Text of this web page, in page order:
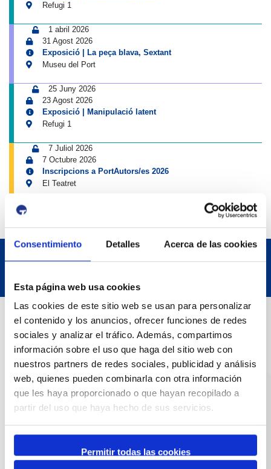
Consentimiento Detalles Acerca de las cookies
Esta página web usa cookies
Las cookies de este sitio web se usan para personalizar
el contenido y los anuncios, ofrecer funciones de redes
sociales y analizar el tráfico. Además, compartimos
información sobre el uso que haga del sitio web con
nuestros partners de redes sociales, publicidad y análisis
web, quienes pueden combinarla con otra información
que les haya proporcionado o que hayan recopilado a
partir del uso que haya hecho de sus servicios.
Permitir todas las cookies
Refugi 1
1 abril 2026
31 Agost 2026
Exposició | La peça blava, Sextant
Museu del Port
25 Juny 2026
23 Agost 2026
Exposició | Manipulació latent
Refugi 1
7 Juliol 2026
7 Octubre 2026
Inscripcions a PortAutors/es 2026
El Teatret
Dades de Contacte
Adreça
Passeig de l'Escullera s/n, 43004 Tarragona
Telèfon de contacte
Emergències